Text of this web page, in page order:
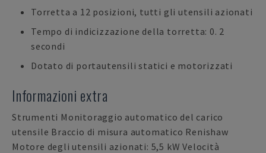
Torretta a 12 posizioni, tutti gli utensili azionati
Tempo di indicizzazione della torretta: 0. 2
secondi
Dotato di portautensili statici e motorizzati
Informazioni extra
Strumenti Monitoraggio automatico del carico
utensile Braccio di misura automatico Renishaw
Motore degli utensili azionati: 5,5 kW Velocità